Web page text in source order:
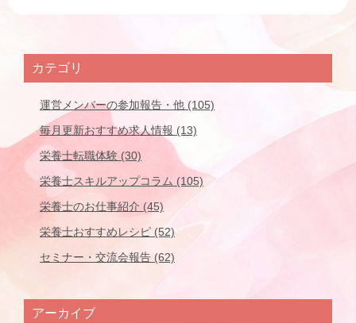
カテゴリ
運営メンバーの参加報告・他 (105)
毎月更新おすすめ求人情報 (13)
栄養士転職体験 (30)
栄養士スキルアップコラム (105)
栄養士のお仕事紹介 (45)
栄養士おすすめレシピ (52)
セミナー・交流会報告 (62)
アーカイブ